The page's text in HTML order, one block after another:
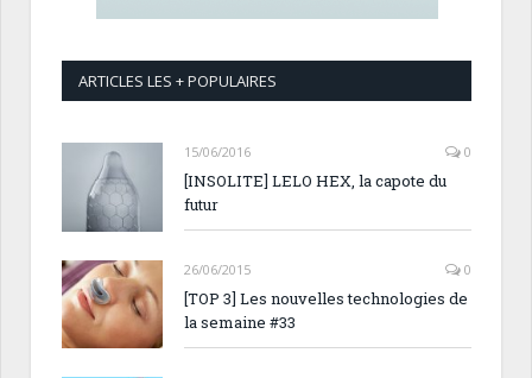
ARTICLES LES + POPULAIRES
15/06/2016 0
[INSOLITE] LELO HEX, la capote du
futur
26/06/2015 0
[TOP 3] Les nouvelles technologies de
la semaine #33